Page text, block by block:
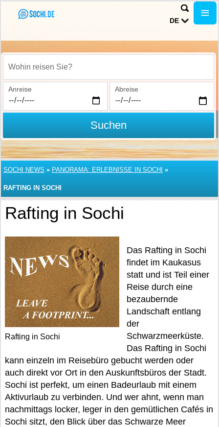
DE
Wohin reisen Sie?
Anreise Abreise
Suchen
SOCHI NEWS » PANORAMA: ERLEBNISSE IN SOCHI »
RAFTING IN SOCHI
Rafting in Sochi
Rafting in Sochi
Das Rafting in Sochi
findet im Kaukasus
statt und ist Teil einer
Reise durch eine
bezaubernde
Landschaft entlang
der
Schwarzmeerküste.
Das Rafting in Sochi
kann einzeln im Reisebüro gebucht werden oder
auch direkt vor Ort in den Auskunftsbüros der Stadt.
Sochi ist perfekt, um einen Badeurlaub mit einem
Aktivurlaub zu verbinden. Und wer ahnt, wenn man
nachmittags locker, leger in den gemütlichen Cafés in
Sochi sitzt, den Blick über das Schwarze Meer